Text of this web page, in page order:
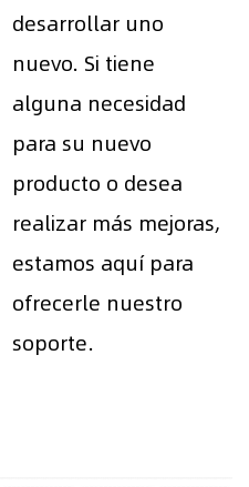
desarrollar uno
nuevo. Si tiene
alguna necesidad
para su nuevo
producto o desea
realizar más mejoras,
estamos aquí para
ofrecerle nuestro
soporte.